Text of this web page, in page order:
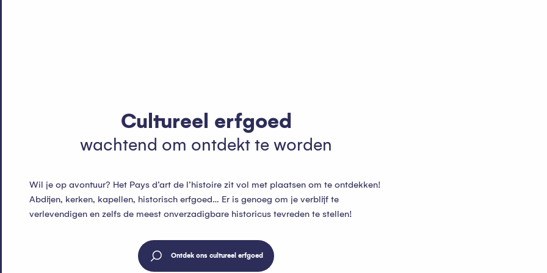
Cultureel erfgoed
wachtend om ontdekt te worden
Wil je op avontuur? Het Pays d’art de l’histoire zit vol met plaatsen om te ontdekken!
Abdijen, kerken, kapellen, historisch erfgoed… Er is genoeg om je verblijf te
verlevendigen en zelfs de meest onverzadigbare historicus tevreden te stellen!
Ontdek ons cultureel erfgoed